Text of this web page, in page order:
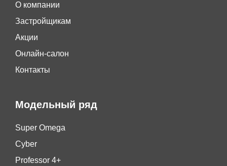
О компании
Застройщикам
Акции
Онлайн-салон
Контакты
Модельный ряд
Super Omega
Cyber
Professor 4+